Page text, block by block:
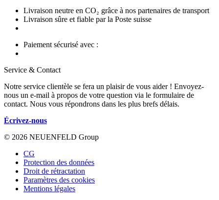
Livraison neutre en CO₂ grâce à nos partenaires de transport
Livraison sûre et fiable par la Poste suisse
Paiement sécurisé avec :
Service & Contact
Notre service clientèle se fera un plaisir de vous aider ! Envoyez-
nous un e-mail à propos de votre question via le formulaire de
contact. Nous vous répondrons dans les plus brefs délais.
Écrivez-nous
© 2026 NEUENFELD Group
CG
Protection des données
Droit de rétractation
Paramètres des cookies
Mentions légales